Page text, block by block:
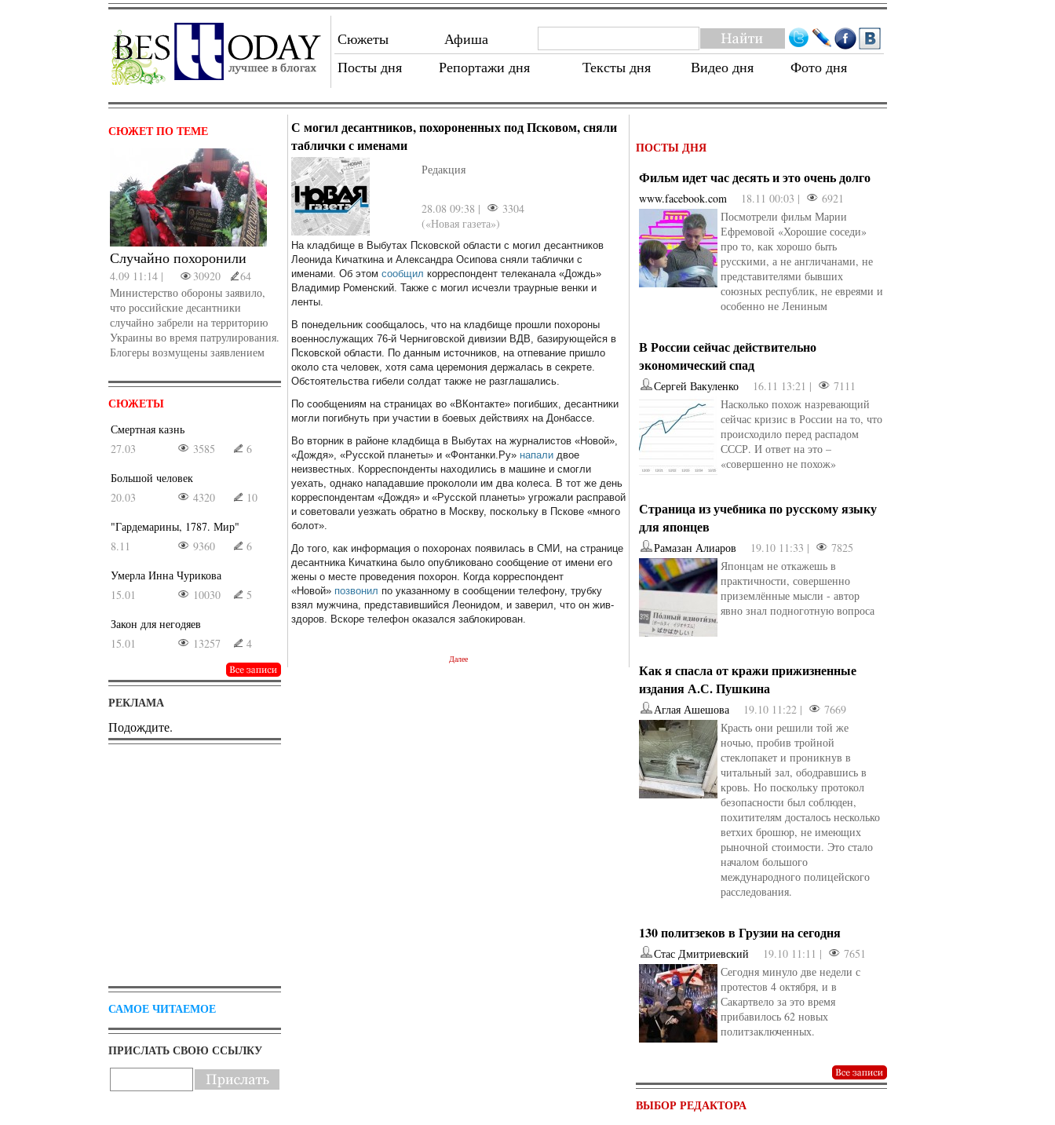
Сюжеты
Афиша
Посты дня
Репортажи дня Тексты дня Видео дня Фото дня
СЮЖЕТ ПО ТЕМЕ
Случайно похоронили
4.09 11:14 | 30920
64
Министерство обороны заявило,
что российские десантники
случайно забрели на территорию
Украины во время патрулирования.
Блогеры возмущены заявлением
СЮЖЕТЫ
Смертная казнь
27.03
3585
6
Большой человек
20.03
4320
10
"Гардемарины, 1787. Мир"
8.11
9360
6
Умерла Инна Чурикова
15.01
10030
5
Закон для негодяев
15.01
13257 4
РЕКЛАМА
Подождите.
САМОЕ ЧИТАЕМОЕ
ПРИСЛАТЬ СВОЮ ССЫЛКУ
С могил десантников, похороненных под Псковом, сняли
таблички с именами
Редакция
28.08 09:38 |
3304
(«Новая газета»)
На кладбище в Выбутах Псковской области с могил десантников
Леонида Кичаткина и Александра Осипова сняли таблички с
именами. Об этом сообщил корреспондент телеканала «Дождь»
Владимир Роменский. Также с могил исчезли траурные венки и
ленты.
В понедельник сообщалось, что на кладбище прошли похороны
военнослужащих 76-й Черниговской дивизии ВДВ, базирующейся в
Псковской области. По данным источников, на отпевание пришло
около ста человек, хотя сама церемония держалась в секрете.
Обстоятельства гибели солдат также не разглашались.
По сообщениям на страницах во «ВКонтакте» погибших, десантники
могли погибнуть при участии в боевых действиях на Донбассе.
Во вторник в районе кладбища в Выбутах на журналистов «Новой»,
«Дождя», «Русской планеты» и «Фонтанки.Ру» напали двое
неизвестных. Корреспонденты находились в машине и смогли
уехать, однако нападавшие прокололи им два колеса. В тот же день
корреспондентам «Дождя» и «Русской планеты» угрожали расправой
и советовали уезжать обратно в Москву, поскольку в Пскове «много
болот».
До того, как информация о похоронах появилась в СМИ, на странице
десантника Кичаткина было опубликовано сообщение от имени его
жены о месте проведения похорон. Когда корреспондент
«Новой» позвонил по указанному в сообщении телефону, трубку
взял мужчина, представившийся Леонидом, и заверил, что он жив-
здоров. Вскоре телефон оказался заблокирован.
Далее
ПОСТЫ ДНЯ
Фильм идет час десять и это очень долго
www.facebook.com 18.11 00:03 |
6921
Посмотрели фильм Марии
Ефремовой «Хорошие соседи»
про то, как хорошо быть
русскими, а не англичанами, не
представителями бывших
союзных республик, не евреями и
особенно не Лениным
В России сейчас действительно
экономический спад
Сергей Вакуленко 16.11 13:21 |
7111
Насколько похож назревающий
сейчас кризис в России на то, что
происходило перед распадом
СССР. И ответ на это –
«совершенно не похож»
Страница из учебника по русскому языку
для японцев
Рамазан Алиаров 19.10 11:33 |
7825
Японцам не откажешь в
практичности, совершенно
приземлённые мысли - автор
явно знал подноготную вопроса
Как я спасла от кражи прижизненные
издания А.С. Пушкина
Аглая Ашешова 19.10 11:22 |
7669
Красть они решили той же
ночью, пробив тройной
стеклопакет и проникнув в
читальный зал, ободравшись в
кровь. Но поскольку протокол
безопасности был соблюден,
похитителям досталось несколько
ветхих брошюр, не имеющих
рыночной стоимости. Это стало
началом большого
международного полицейского
расследования.
130 политзеков в Грузии на сегодня
Стас Дмитриевский 19.10 11:11 |
7651
Сегодня минуло две недели с
протестов 4 октября, и в
Сакартвело за это время
прибавилось 62 новых
политзаключенных.
ВЫБОР РЕДАКТОРА